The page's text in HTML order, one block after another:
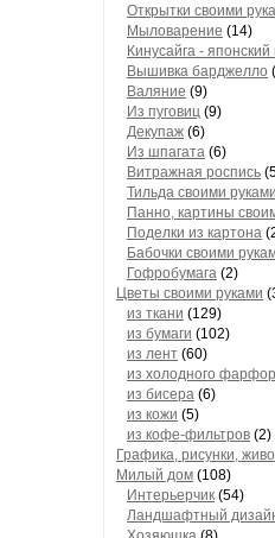
Открытки своими
Мыловарение (14)
Кинусайга - японский
Вышивка барджелло
Валяние (9)
Из пуговиц (9)
Декупаж (6)
Из шпагата (6)
Витражная роспись
Тильда своими руками
Панно, картины
Поделки из картона
Бабочки своими
Гофробумага (2)
Цветы своими руками
из ткани (129)
из бумаги (102)
из лент (60)
из холодного
из бисера (6)
из кожи (5)
из кофе-фильтров (2)
Графика, рисунки,
Милый дом (108)
Интерьерчик (54)
Ландшафтный